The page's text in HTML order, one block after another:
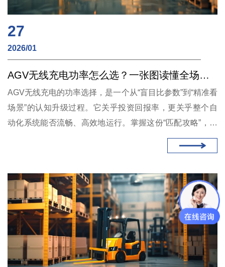
27
2026/01
AGV无线充电功率怎么选？一张图读懂全场景功率匹配攻略
AGV无线充电的功率选择，是一个从“盲目比参数”到“精准看
场景”的认知升级过程。它关乎投资回报率，更关乎整个自
动化系统能否流畅、高效地运行。掌握这份“匹配攻略”，意
味着您不仅能选对产品，更能让先进的无线充电技术，在您